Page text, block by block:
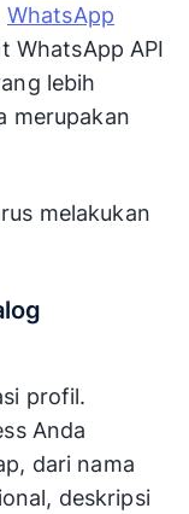
WhatsApp
WhatsApp API
lebih
merupakan
melakukan
profil.
Anda
dari nama
deskripsi